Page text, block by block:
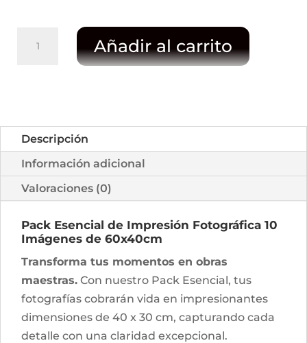
imágenes
60x40cm
Brillo,
Mate,
o
Luster
cantidad
Añadir al carrito
Descripción
Información adicional
Valoraciones (0)
Pack Esencial de Impresión Fotográfica 10
Imágenes de 60x40cm
Transforma tus momentos en obras
maestras. Con nuestro Pack Esencial, tus
fotografías cobrarán vida en impresionantes
dimensiones de 40 x 30 cm, capturando cada
detalle con una claridad excepcional.